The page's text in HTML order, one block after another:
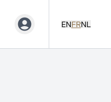
ENFRNL